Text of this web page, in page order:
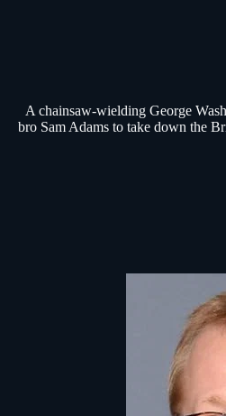
A chainsaw-wielding George
bro Sam Adams to take down the